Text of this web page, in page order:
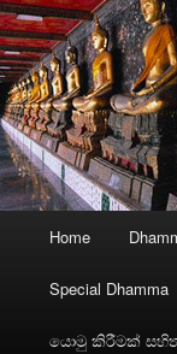
Home
Special Dhamma
යොමු කිරීමක් සහිත